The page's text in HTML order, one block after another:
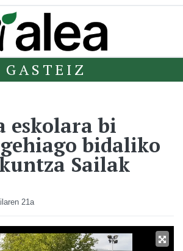
GASTEIZ
eskolara bi
bidaliko
Sailak
21a